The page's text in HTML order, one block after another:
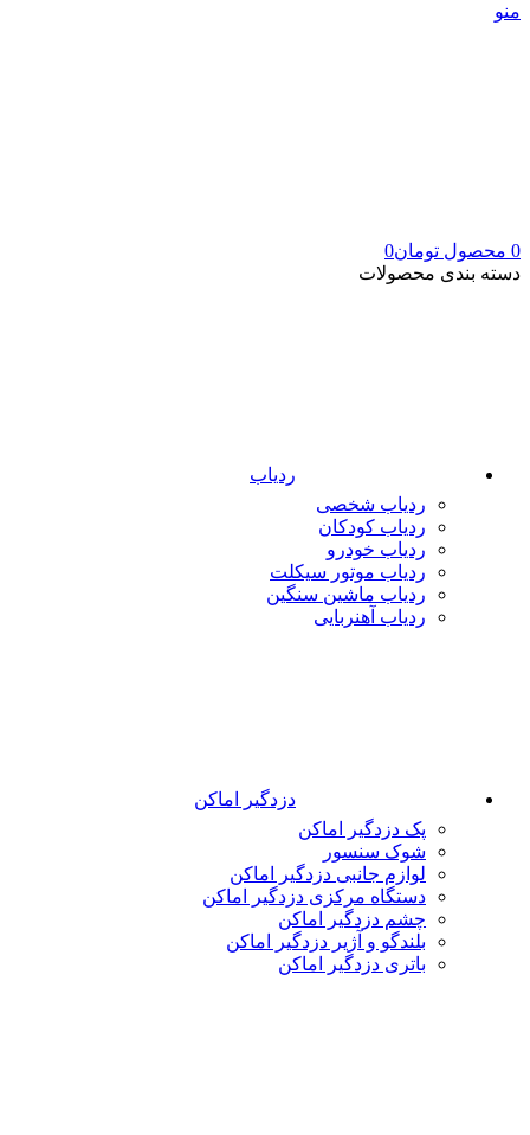
منو
0 محصول تومان0
دسته بندی محصولات
ردیاب
ردیاب شخصی
ردیاب کودکان
ردیاب خودرو
ردیاب موتور سیکلت
ردیاب ماشین سنگین
ردیاب آهنربایی
دزدگیر اماکن
پک دزدگیر اماکن
شوک سنسور
لوازم جانبی دزدگیر اماکن
دستگاه مرکزی دزدگیر اماکن
چشم دزدگیر اماکن
بلندگو و آژیر دزدگیر اماکن
باتری دزدگیر اماکن